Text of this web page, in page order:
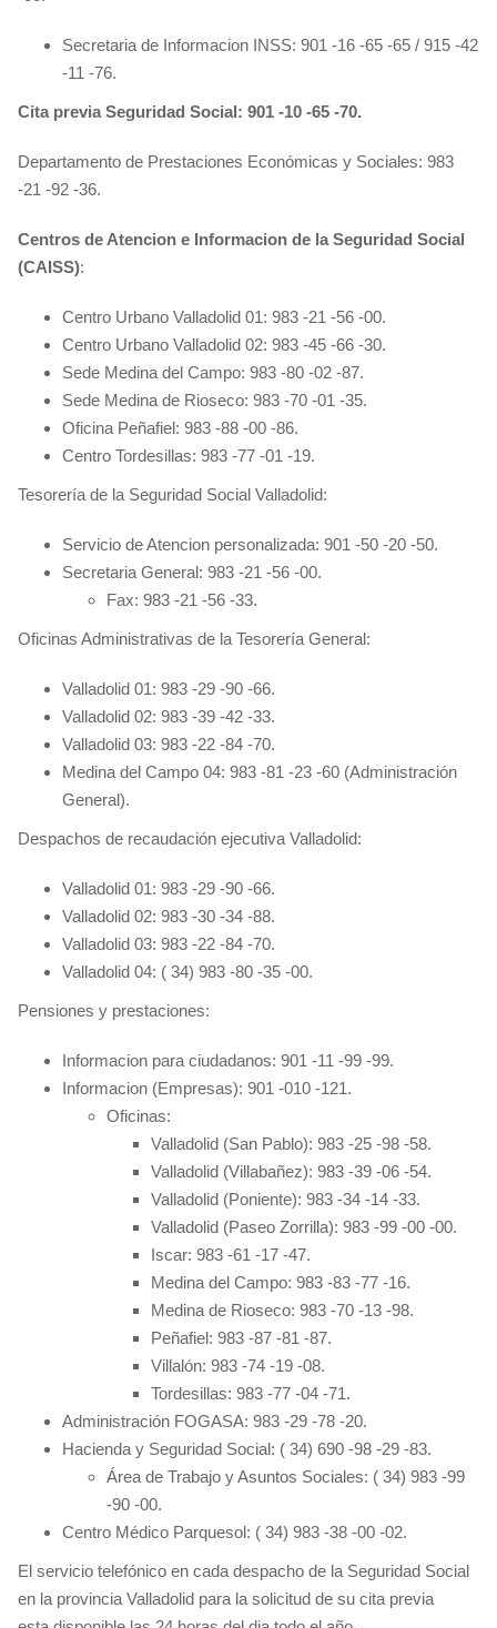
Secretaria de Informacion INSS: 901 -16 -65 -65 / 915 -42
-11 -76.
Cita previa Seguridad Social: 901 -10 -65 -70.
Departamento de Prestaciones Económicas y Sociales: 983
-21 -92 -36.
Centros de Atencion e Informacion de la Seguridad Social
(CAISS):
Centro Urbano Valladolid 01: 983 -21 -56 -00.
Centro Urbano Valladolid 02: 983 -45 -66 -30.
Sede Medina del Campo: 983 -80 -02 -87.
Sede Medina de Rioseco: 983 -70 -01 -35.
Oficina Peñafiel: 983 -88 -00 -86.
Centro Tordesillas: 983 -77 -01 -19.
Tesorería de la Seguridad Social Valladolid:
Servicio de Atencion personalizada: 901 -50 -20 -50.
Secretaria General: 983 -21 -56 -00.
Fax: 983 -21 -56 -33.
Oficinas Administrativas de la Tesorería General:
Valladolid 01: 983 -29 -90 -66.
Valladolid 02: 983 -39 -42 -33.
Valladolid 03: 983 -22 -84 -70.
Medina del Campo 04: 983 -81 -23 -60 (Administración
General).
Despachos de recaudación ejecutiva Valladolid:
Valladolid 01: 983 -29 -90 -66.
Valladolid 02: 983 -30 -34 -88.
Valladolid 03: 983 -22 -84 -70.
Valladolid 04: ( 34) 983 -80 -35 -00.
Pensiones y prestaciones:
Informacion para ciudadanos: 901 -11 -99 -99.
Informacion (Empresas): 901 -010 -121.
Oficinas:
Valladolid (San Pablo): 983 -25 -98 -58.
Valladolid (Villabañez): 983 -39 -06 -54.
Valladolid (Poniente): 983 -34 -14 -33.
Valladolid (Paseo Zorrilla): 983 -99 -00 -00.
Iscar: 983 -61 -17 -47.
Medina del Campo: 983 -83 -77 -16.
Medina de Rioseco: 983 -70 -13 -98.
Peñafiel: 983 -87 -81 -87.
Villalón: 983 -74 -19 -08.
Tordesillas: 983 -77 -04 -71.
Administración FOGASA: 983 -29 -78 -20.
Hacienda y Seguridad Social: ( 34) 690 -98 -29 -83.
Área de Trabajo y Asuntos Sociales: ( 34) 983 -99
-90 -00.
Centro Médico Parquesol: ( 34) 983 -38 -00 -02.
El servicio telefónico en cada despacho de la Seguridad Social
en la provincia Valladolid para la solicitud de su cita previa